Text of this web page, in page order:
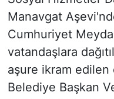
Manavgat
Cumhuriyet
vatandaşlara
aşure ikram
Belediye Başkan